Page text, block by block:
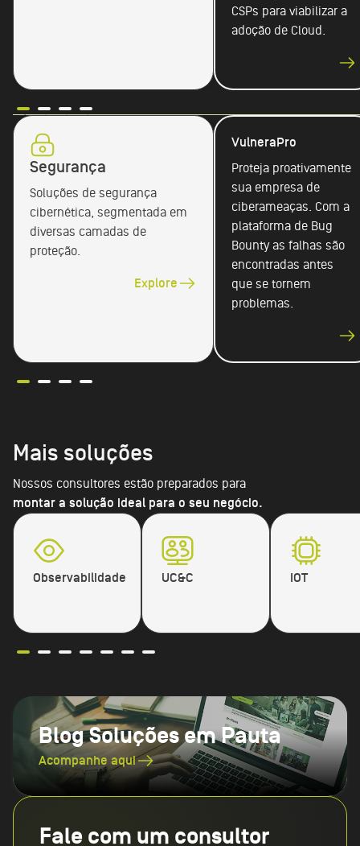
CSPs para viabilizar a
adoção de Cloud.
Segurança
Soluções de segurança
cibernética, segmentada em
diversas camadas de
proteção.
Explore
VulneraPro
Proteja proativamente
sua empresa de
ciberameaças. Com a
plataforma de Bug
Bounty as falhas são
encontradas antes
que se tornem
problemas.
Mais soluções
Nossos consultores estão preparados para
montar a solução ideal para o seu negócio.
Observabilidade UC&C IOT
Blog Soluções em Pauta
Acompanhe aqui
Fale com um consultor